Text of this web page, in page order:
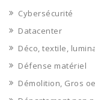
Cybersécurité
Datacenter
Déco, textile,
Défense matériel
Démolition, Gros